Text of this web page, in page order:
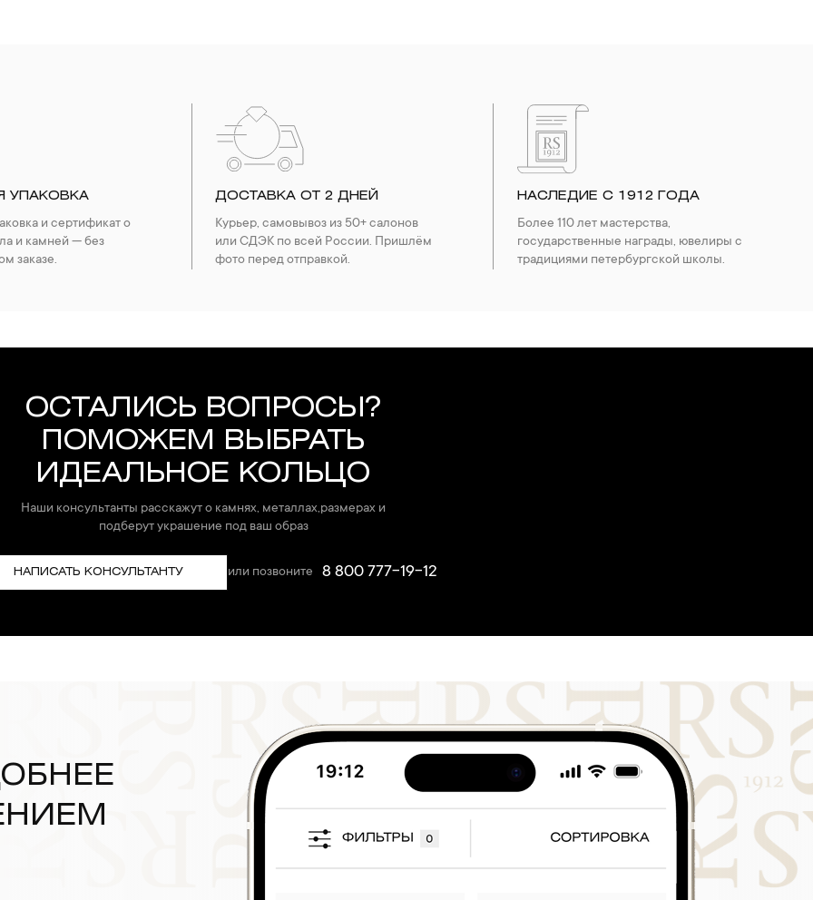
беречь от воздействия влаги, необходимо позолоченные изделия. Также высокую влажность плохо переносят жемчуг,
УПАКОВКА
и сертификат о
и камней — без
заказе.
ДОСТАВКА ОТ 2 ДНЕЙ
Курьер, самовывоз из 50+ салонов
или СДЭК по всей России. Пришлём
фото перед отправкой.
НАСЛЕДИЕ С 1912 ГОДА
Более 110 лет мастерства,
государственные награды, ювелиры с
традициями петербургской школы.
ОСТАЛИСЬ ВОПРОСЫ?
ПОМОЖЕМ ВЫБРАТЬ
ИДЕАЛЬНОЕ КОЛЬЦО
Наши консультанты расскажут о камнях, металлах,размерах и
подберут украшение под ваш образ
НАПИСАТЬ КОНСУЛЬТАНТУ или позвоните 8 800 777-19-12